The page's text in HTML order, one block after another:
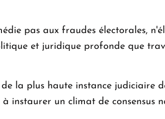
pas aux fraudes électorales,
et juridique profonde que
la plus haute instance judiciaire
instaurer un climat de consensus